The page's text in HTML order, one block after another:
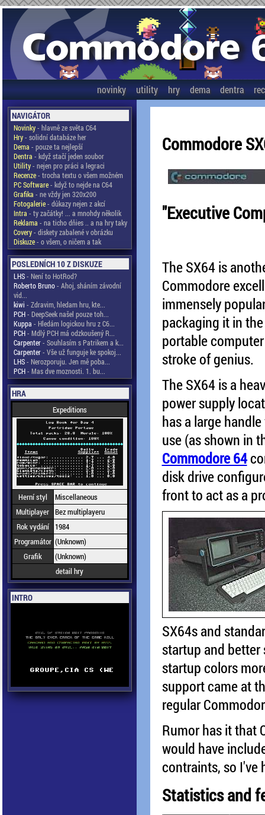
novinky utility hry dema dentra
NAVIGÁTOR
Novinky- hlavně ze světa C64
Hry- solidní databáze her
Dema - pouze ta nejlepší
Dentra - když stačí jeden soubor
Utility- nejen pro práci a legraci
Recenze- trocha textu o všem možném
PC Software- když to nejde na C64
Grafika - ne vždy jen 320x200
Fotogalerie- důkazy nejen z akcí
Intra - ty začátky! ... a mnohdy několik
Reklama - na ticho dňies .. a na hry taky
Covery- diskety zabalené v obrázku
Diskuze- o všem, o ničem a tak
POSLEDNÍCH 10 Z DISKUZE
LHS- Není to HotRod?
Roberto Bruno- Ahoj, sháním závodní
vid...
kiwi - Zdravim, hledam hru, kte...
PCH- DeepSeek našel pouze toh...
Kuppa - Hledám logickou hru z C6...
PCH- Mdlý PCH má odzkoušený R...
Carpenter- Souhlasím s Patrikem a k...
Carpenter- Vše už funguje ke spokoj...
LHS- Nerozporuju. Jen mě poba...
PCH- Mas dve moznosti. 1. bu...
HRA
Expeditions
Herní styl
Miscellaneous
Multiplayer Bez multiplayeru
Rok vydání
1984
Programátor (Unknown)
Grafik
(Unknown)
detail hry
INTRO
Commodore
"Executive
The SX64 is
Commodore
immensely
packaging it in
portable
stroke of genius.
The SX64 is a
power supply
has a large
use (as shown in
Commodore 64
disk drive
front to act as a
SX64s and
startup and better
startup colors
support came at
regular
Rumor has it that
would have
contraints, so I've
Statistics and